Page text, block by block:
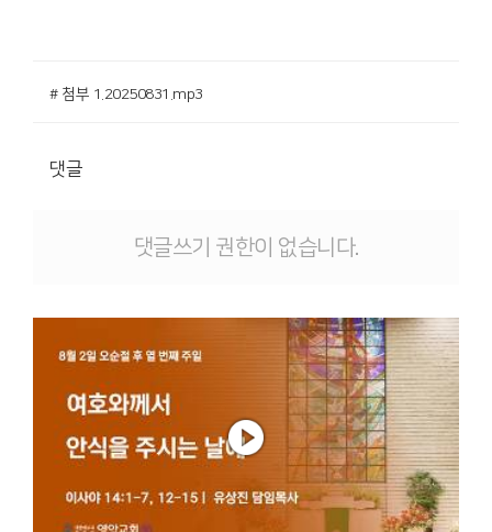
# 첨부 1.20250831.mp3
댓글
댓글쓰기 권한이 없습니다.